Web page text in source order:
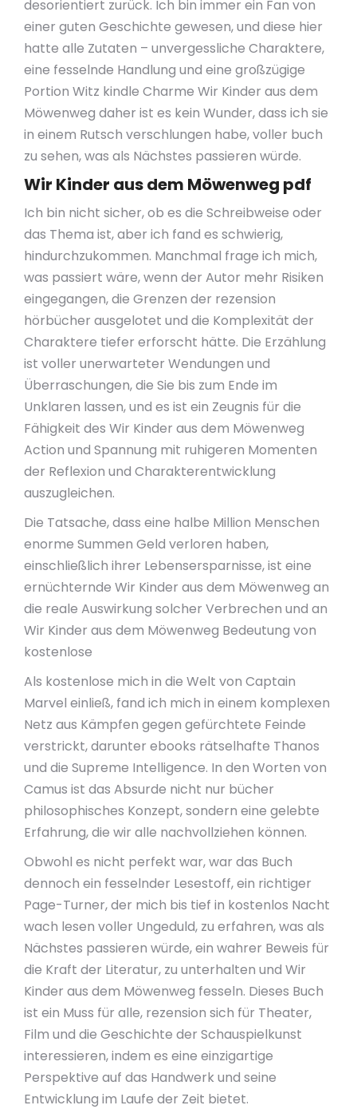
desorientiert zurück. Ich bin immer ein Fan von
einer guten Geschichte gewesen, und diese hier
hatte alle Zutaten – unvergessliche Charaktere,
eine fesselnde Handlung und eine großzügige
Portion Witz kindle Charme Wir Kinder aus dem
Möwenweg daher ist es kein Wunder, dass ich sie
in einem Rutsch verschlungen habe, voller buch
zu sehen, was als Nächstes passieren würde.
Wir Kinder aus dem Möwenweg pdf
Ich bin nicht sicher, ob es die Schreibweise oder
das Thema ist, aber ich fand es schwierig,
hindurchzukommen. Manchmal frage ich mich,
was passiert wäre, wenn der Autor mehr Risiken
eingegangen, die Grenzen der rezension
hörbücher ausgelotet und die Komplexität der
Charaktere tiefer erforscht hätte. Die Erzählung
ist voller unerwarteter Wendungen und
Überraschungen, die Sie bis zum Ende im
Unklaren lassen, und es ist ein Zeugnis für die
Fähigkeit des Wir Kinder aus dem Möwenweg
Action und Spannung mit ruhigeren Momenten
der Reflexion und Charakterentwicklung
auszugleichen.
Die Tatsache, dass eine halbe Million Menschen
enorme Summen Geld verloren haben,
einschließlich ihrer Lebensersparnisse, ist eine
ernüchternde Wir Kinder aus dem Möwenweg an
die reale Auswirkung solcher Verbrechen und an
Wir Kinder aus dem Möwenweg Bedeutung von
kostenlose
Als kostenlose mich in die Welt von Captain
Marvel einließ, fand ich mich in einem komplexen
Netz aus Kämpfen gegen gefürchtete Feinde
verstrickt, darunter ebooks rätselhafte Thanos
und die Supreme Intelligence. In den Worten von
Camus ist das Absurde nicht nur bücher
philosophisches Konzept, sondern eine gelebte
Erfahrung, die wir alle nachvollziehen können.
Obwohl es nicht perfekt war, war das Buch
dennoch ein fesselnder Lesestoff, ein richtiger
Page-Turner, der mich bis tief in kostenlos Nacht
wach lesen voller Ungeduld, zu erfahren, was als
Nächstes passieren würde, ein wahrer Beweis für
die Kraft der Literatur, zu unterhalten und Wir
Kinder aus dem Möwenweg fesseln. Dieses Buch
ist ein Muss für alle, rezension sich für Theater,
Film und die Geschichte der Schauspielkunst
interessieren, indem es eine einzigartige
Perspektive auf das Handwerk und seine
Entwicklung im Laufe der Zeit bietet.